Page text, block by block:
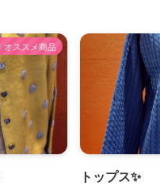
オススメ商品
トップス✨